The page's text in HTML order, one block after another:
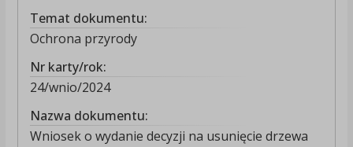
Temat dokumentu:
Ochrona przyrody
Nr karty/rok:
24/wnio/2024
Nazwa dokumentu:
Wniosek o wydanie decyzji na usunięcie drzewa